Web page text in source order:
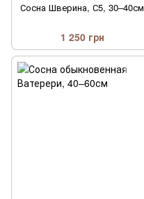
Сосна Шверина, С5, 30–40см
1 250 грн